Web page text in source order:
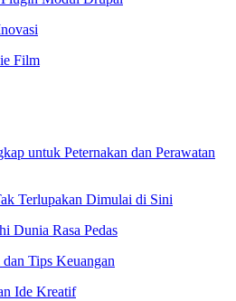
Film
untuk Peternakan dan Perawatan
Terlupakan Dimulai di Sini
Dunia Rasa Pedas
Tips Keuangan
Ide Kreatif